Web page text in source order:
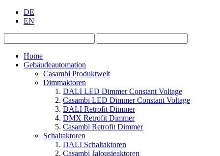
DE
EN
Home
Gebäudeautomation
Casambi Produktwelt
Dimmaktoren
DALI LED Dimmer Constant Voltage
Casambi LED Dimmer Constant Voltage
DALI Retrofit Dimmer
DMX Retrofit Dimmer
Casambi Retrofit Dimmer
Schaltaktoren
DALI Schaltaktoren
Casambi Jalousieaktoren